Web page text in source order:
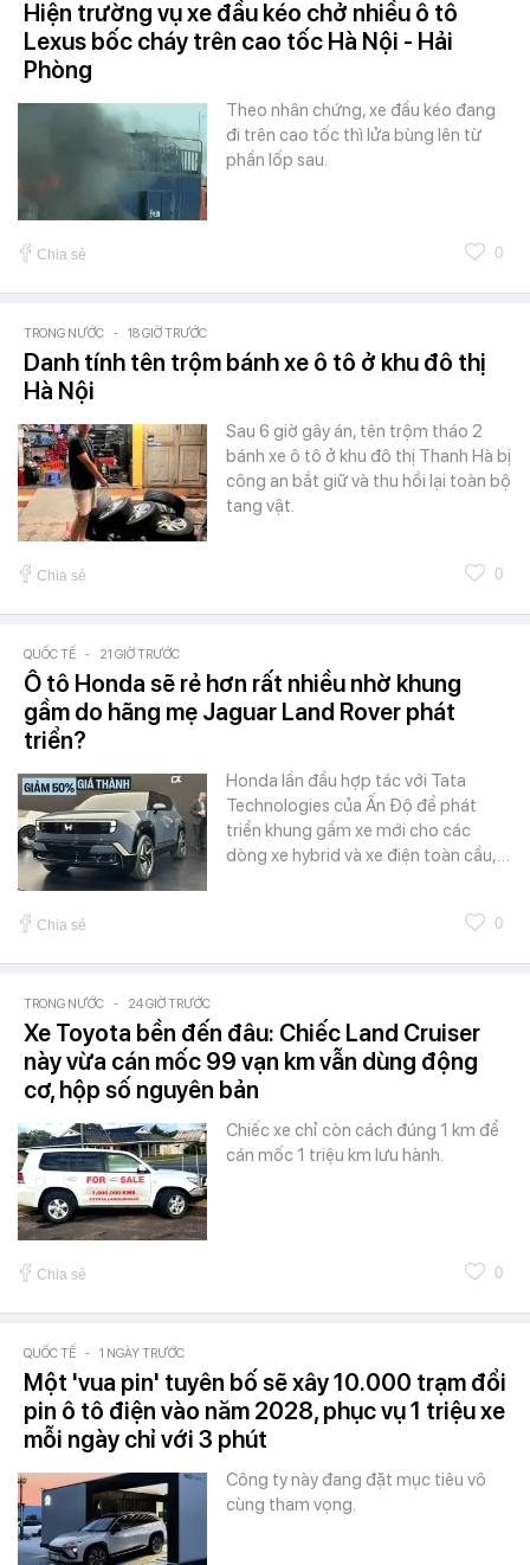
Hiện trường vụ xe đầu kéo chở nhiều ô tô
Lexus bốc cháy trên cao tốc Hà Nội - Hải
Phòng
Theo nhân chứng, xe đầu kéo đang
đi trên cao tốc thì lửa bùng lên từ
phần lốp sau.
Chia sẻ 0
TRONG NƯỚC - 18 GIỜ TRƯỚC
Danh tính tên trộm bánh xe ô tô ở khu đô thị
Hà Nội
Sau 6 giờ gây án, tên trộm tháo 2
bánh xe ô tô ở khu đô thị Thanh Hà bị
công an bắt giữ và thu hồi lại toàn bộ
tang vật.
Chia sẻ 0
QUỐC TẾ - 21 GIỜ TRƯỚC
Ô tô Honda sẽ rẻ hơn rất nhiều nhờ khung
gầm do hãng mẹ Jaguar Land Rover phát
triển?
Honda lần đầu hợp tác với Tata
Technologies của Ấn Độ để phát
triển khung gầm xe mới cho các
dòng xe hybrid và xe điện toàn cầu,…
Chia sẻ 0
TRONG NƯỚC - 24 GIỜ TRƯỚC
Xe Toyota bền đến đâu: Chiếc Land Cruiser
này vừa cán mốc 99 vạn km vẫn dùng động
cơ, hộp số nguyên bản
Chiếc xe chỉ còn cách đúng 1 km để
cán mốc 1 triệu km lưu hành.
Chia sẻ 0
QUỐC TẾ - 1 NGÀY TRƯỚC
Một 'vua pin' tuyên bố sẽ xây 10.000 trạm đổi
pin ô tô điện vào năm 2028, phục vụ 1 triệu xe
mỗi ngày chỉ với 3 phút
Công ty này đang đặt mục tiêu vô
cùng tham vọng.